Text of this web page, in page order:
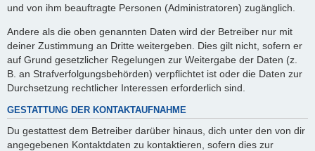
und von ihm beauftragte Personen (Administratoren) zugänglich.
Andere als die oben genannten Daten wird der Betreiber nur mit
deiner Zustimmung an Dritte weitergeben. Dies gilt nicht, sofern er
auf Grund gesetzlicher Regelungen zur Weitergabe der Daten (z.
B. an Strafverfolgungsbehörden) verpflichtet ist oder die Daten zur
Durchsetzung rechtlicher Interessen erforderlich sind.
GESTATTUNG DER KONTAKTAUFNAHME
Du gestattest dem Betreiber darüber hinaus, dich unter den von dir
angegebenen Kontaktdaten zu kontaktieren, sofern dies zur